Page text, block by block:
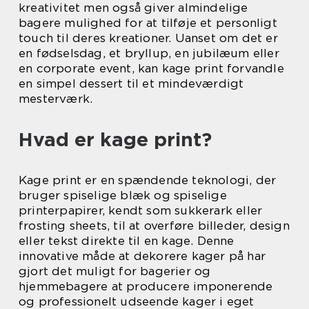
kreativitet men også giver almindelige
bagere mulighed for at tilføje et personligt
touch til deres kreationer. Uanset om det er
en fødselsdag, et bryllup, en jubilæum eller
en corporate event, kan kage print forvandle
en simpel dessert til et mindeværdigt
mesterværk.
Hvad er kage print?
Kage print er en spændende teknologi, der
bruger spiselige blæk og spiselige
printerpapirer, kendt som sukkerark eller
frosting sheets, til at overføre billeder, design
eller tekst direkte til en kage. Denne
innovative måde at dekorere kager på har
gjort det muligt for bagerier og
hjemmebagere at producere imponerende
og professionelt udseende kager i eget